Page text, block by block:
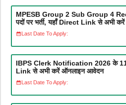
MPESB Group 2 Sub Group 4
पदों पर भर्ती, यहाँ Direct Link से अभी
Last Date To Apply:
IBPS Clerk Notification 2026 के
Link से अभी करें ऑनलाइन आवेदन
Last Date To Apply: